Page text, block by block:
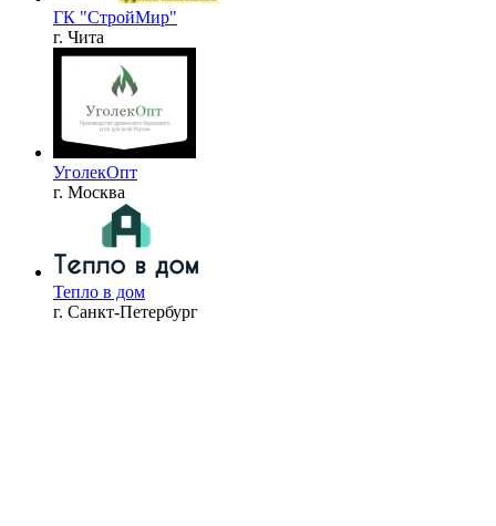
ГК "СтройМир"
г. Чита
УголекОпт
г. Москва
Тепло в дом
г. Санкт-Петербург